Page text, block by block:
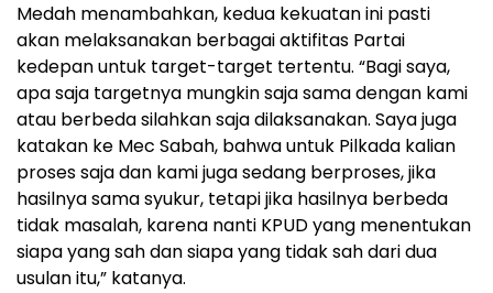
Medah menambahkan, kedua kekuatan ini pasti
akan melaksanakan berbagai aktifitas Partai
kedepan untuk target-target tertentu. “Bagi saya,
apa saja targetnya mungkin saja sama dengan kami
atau berbeda silahkan saja dilaksanakan. Saya juga
katakan ke Mec Sabah, bahwa untuk Pilkada kalian
proses saja dan kami juga sedang berproses, jika
hasilnya sama syukur, tetapi jika hasilnya berbeda
tidak masalah, karena nanti KPUD yang menentukan
siapa yang sah dan siapa yang tidak sah dari dua
usulan itu,” katanya.